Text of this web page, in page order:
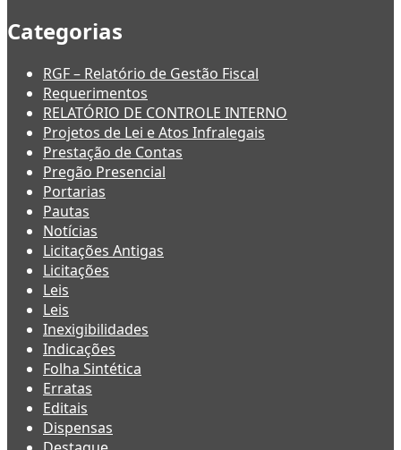
Categorias
RGF – Relatório de Gestão Fiscal
Requerimentos
RELATÓRIO DE CONTROLE INTERNO
Projetos de Lei e Atos Infralegais
Prestação de Contas
Pregão Presencial
Portarias
Pautas
Notícias
Licitações Antigas
Licitações
Leis
Leis
Inexigibilidades
Indicações
Folha Sintética
Erratas
Editais
Dispensas